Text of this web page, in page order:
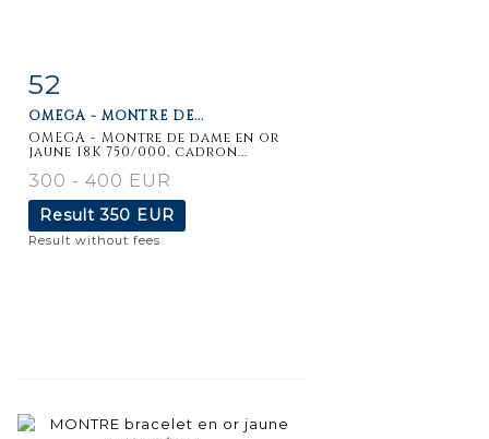
Item detail
52
OMEGA - MONTRE DE...
OMEGA - Montre de dame en or
jaune 18K 750/000, cadron...
300 - 400 EUR
Result350 EUR
Result without fees